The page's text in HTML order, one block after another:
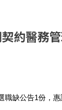
契約醫務
缺公告1份，惠